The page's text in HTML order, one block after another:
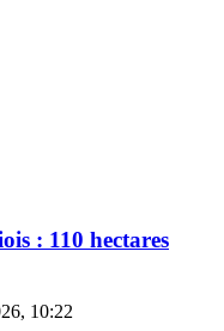
: 110 hectares
10:22